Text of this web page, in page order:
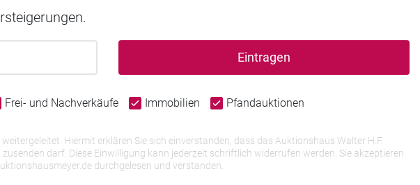
Eintragen
Frei- und Nachverkäufe Immobilien Pfandauktionen
Hiermit erklären Sie sich einverstanden, dass das Auktionshaus Walter H.F.
darf. Diese Einwilligung kann jederzeit schriftlich widerrufen werden. Sie akzeptieren
durchgelesen und verstanden.